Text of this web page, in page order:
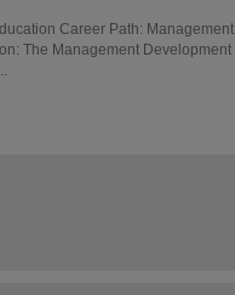
Career Path: Management
The Management Development